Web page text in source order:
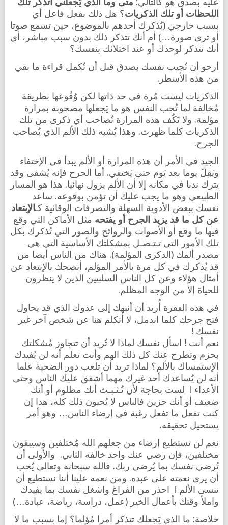
اللحظات أو تلك الذكريات؟ هل ذلك بفعل فاعل أي
بسبب خارجي (يُذكرك أحدهم بالموضوع، حين تسمع صوتا
أو ترى صورة…) أم أنك تتذكر ذلك بدون سبب مباشر، أي
أنك تتذكر لوحدك أو عند اختلائك بنفسك؟
أرجو أن تُجيب نفسك بصدق قبل أن تُكمل قراءة ما بقي
من هذه الأسطر.
الذكريات ليست مُرة في حد ذاتها لكن وُقُوعها بطريقة
مُخالفة لما تُحب النفس هو ما يَجعلها مصحوبة بمرارة
مؤلمة. ولا تَكُف هذه المرارة تُصاحب أي ذكرى من تلك
الذكريات كلما ظهرت. وهذا يُشبه ذلك الألم الذي يُصاحب
الجرح.
الجيد في الأمر أن هذه المرارة أو الألم يبدأ في الإختفاء
ويَقِلّ يوما بعد يَوم حتى يَختفي. أما الجرح فإنه يُشفى وقد
يترك ندبا في مكانه إلا أن الألم يزول نهائيا. هذا هو المسار
الطبيعي وهو ما يجب عليك أن تؤمن بوقوعه. ساعد
نفسك ببعض الأدوية السهلة والتصرفات الوقائية كـالإبتعاد
عن كل ما قد يزيد الجرح أو يفتحه مثل الأماكن التي وقع
فيها ما وقع أو الأصوات والروائح والصور التي تُذكرك بكل
تلك الأمور التي تـتـصـل بمشكلتك الأساسية التي هي
مصدر ألمك (الذكرى المؤلمة). هناك من الناس أيضا من
قذ يُذكرك في كل مرة بالأمر المؤلم، أنصحك بالإبتعاد عن
أمثال هؤلاء وعن كل الناس السلبيين الذين لا ينظرون
للحياة إلا من الوجه المظلم.
في هذه الفقرة أُريد أن أنبهك إلى عدوك الذي قد يحاول
فتح جرحك كلما اندمل، لا أتكلم هنا عن شخص آخر غير
نفسك !
نعم أنت ! اسأل نفسك لماذا لا تُريد أن تتجاوز مُشكلتك
بحزم وتطرح عنك كل ذلك الهم وأنت تعلم أنه لن يُفيدك
الإستمساك بالألم؟ لماذا تريد أن تلعب دور الضحية علما
أنه لن يُساعدك أحد غيرك مهما أشفق عليك الناس وحتى
الأعداء ! لست بحاجة لأن تُـثـبـث أنك مظلوم أو أنك
ضعيف أو أنك حزين فالناس لا يُحبون ذلك كله، هذا إن
كنت تفعل ما تفعل رغبة في إرضاء الناس… وهو أمر
يستحيل تحقيقه.
نعم لن تستطيع إرضاء من جعلهم الله مُختلفين وسيبقون
مختلفين، فإن رضي عنك واحد خالفه الثاني. والأولى أن
تُرضي نفسك بما يُرضي ربك. فالله سبحانه وتعالى يُحب
أن يرى نعمته على عبده. ومن نعمه علينا أننا نستطيع أن
ننسى الألم ! احذر من الفراغ واشغل نفسك بما يفيدك
واملأ وقتك بأعمال الخير (عمل، دراسة، رياضة، عبادة…)
خلاصة: ما الذي يَجعلك تتذكر أمرا مُؤلما؟ إما بسبب ما لا